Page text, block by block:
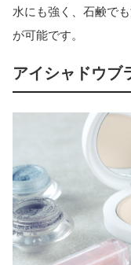
水にも強く、石鹸で
が可能です。
アイシャドウブ